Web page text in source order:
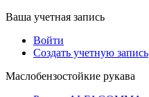
Ваша учетная запись
Войти
Создать учетную запись
Маслобензостойкие рукава